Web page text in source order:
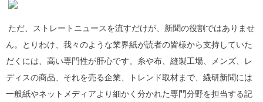
ただ、ストレートニュースを流すだけが、新聞の役割ではありませ
ん。とりわけ、我々のような業界紙が読者の皆様から支持していた
だくには、高い専門性が肝心です。糸や布、縫製工場、メンズ、レ
ディスの商品、それを売る企業、トレンド取材まで、繊研新聞には
一般紙やネットメディアより細かく分かれた専門分野を担当する記